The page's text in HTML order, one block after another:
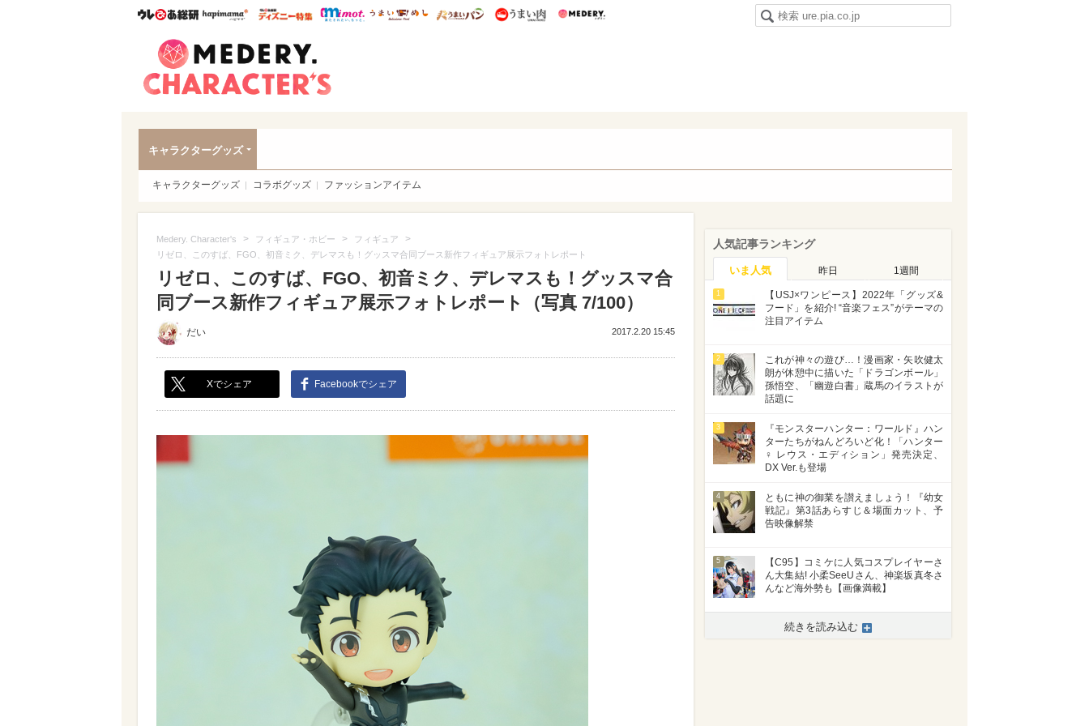
ウレぴあ総研ハピママ* ウレぴあ総研 ディズニー特集
mimot. うまいめし うまいパン うまい肉
キャラクターグッズ
キャラクターグッズ コラボグッズ ファッションアイテム
Medery. Character's > フィギュア・ホビー > フィギュア >
リゼロ、このすば、FGO、初音ミク、デレマスも！グッスマ合同ブース新作フィギュア展示フォトレポート
リゼロ、このすば、FGO、初音ミク、デレマスも！グッスマ合
同ブース新作フィギュア展示フォトレポート（写真 7/100）
だい 2017.2.20 15:45
Xでシェア Facebookでシェア
人気記事ランキング
いま人気 昨日 1週間
1
【USJ×ワンピース】2022年「グッズ&
フード」を紹介! “音楽フェス”がテーマの
注目アイテム
2
これが神々の遊び…！漫画家・矢吹健太
朗が休憩中に描いた「ドラゴンボール」
孫悟空、「幽遊白書」蔵馬のイラストが
話題に
3
『モンスターハンター：ワールド』ハン
ターたちがねんどろいど化！「ハンター
♀ レウス・エディション」発売決定、
DX Ver.も登場
4
ともに神の御業を讃えましょう！『幼女
戦記』第3話あらすじ＆場面カット、予
告映像解禁
5
【C95】コミケに人気コスプレイヤーさ
ん大集結! 小柔SeeUさん、神楽坂真冬さ
んなど海外勢も【画像満載】
続きを読み込む